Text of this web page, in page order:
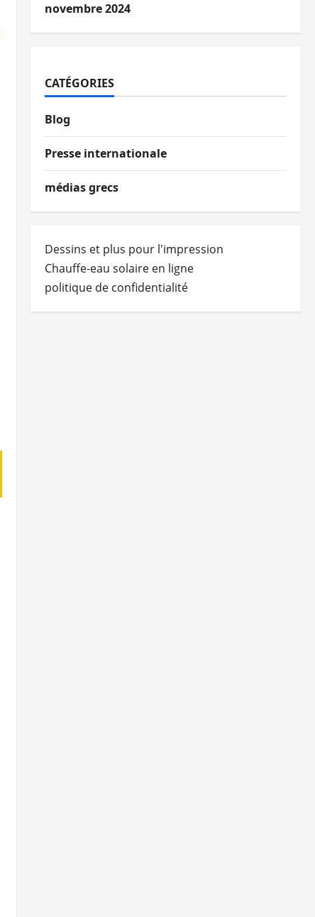
novembre 2024
CATÉGORIES
Blog
Presse internationale
médias grecs
Dessins et plus pour l'impression
Chauffe-eau solaire en ligne
politique de confidentialité